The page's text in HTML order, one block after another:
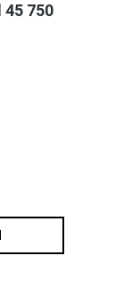
45 750